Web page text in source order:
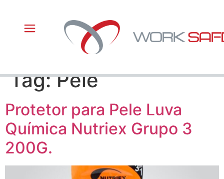
Tag:Pele
Protetor para Pele Luva
Química Nutriex Grupo 3
200G.